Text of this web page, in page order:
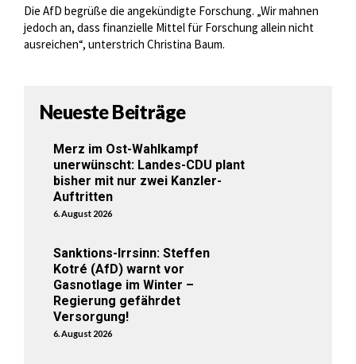
Die AfD begrüße die angekündigte Forschung. „Wir mahnen
jedoch an, dass finanzielle Mittel für Forschung allein nicht
ausreichen“, unterstrich Christina Baum.
Neueste Beiträge
Merz im Ost-Wahlkampf
unerwünscht: Landes-CDU plant
bisher mit nur zwei Kanzler-
Auftritten
6. August 2026
Sanktions-Irrsinn: Steffen
Kotré (AfD) warnt vor
Gasnotlage im Winter –
Regierung gefährdet
Versorgung!
6. August 2026